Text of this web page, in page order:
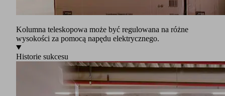
Kolumna teleskopowa może być regulowana na różne
wysokości za pomocą napędu elektrycznego.
Historie sukcesu